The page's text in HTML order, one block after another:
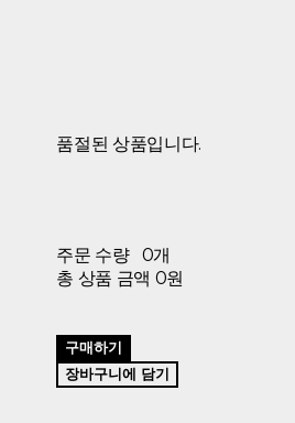
품절된 상품입니다.
주문 수량
0개
총 상품 금액 0원
구매하기
장바구니에 담기